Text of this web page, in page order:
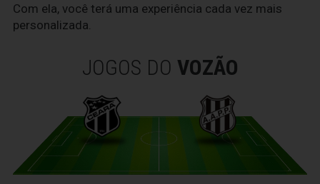
Com ela, você terá uma experiência cada vez mais
personalizada.
JOGOS DO VOZÃO